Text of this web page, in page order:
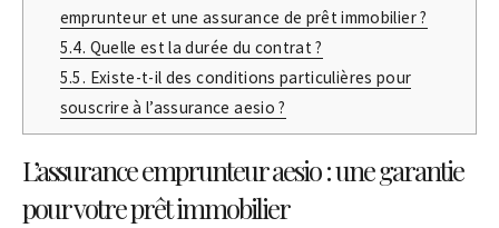
emprunteur et une assurance de prêt immobilier ?
5.4. Quelle est la durée du contrat ?
5.5. Existe-t-il des conditions particulières pour
souscrire à l’assurance aesio ?
L’assurance emprunteur aesio : une garantie
pour votre prêt immobilier